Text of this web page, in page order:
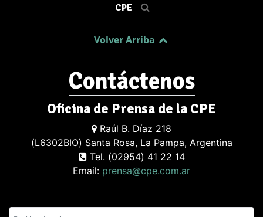
CPE
Volver Arriba
Contáctenos
Oficina de Prensa de la CPE
Raúl B. Díaz 218
(L6302BIO) Santa Rosa, La Pampa, Argentina
Tel. (02954) 41 22 14
Email: prensa@cpe.com.ar